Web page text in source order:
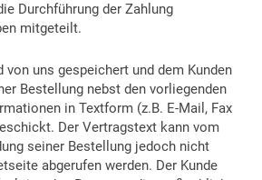
Durchführung der Zahlung
mitgeteilt.
von uns gespeichert und dem Kunden
Bestellung nebst den vorliegenden
in Textform (z.B. E-Mail, Fax
Der Vertragstext kann vom
seiner Bestellung jedoch nicht
abgerufen werden. Der Kunde